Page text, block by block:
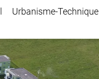
Urbanisme-Technique